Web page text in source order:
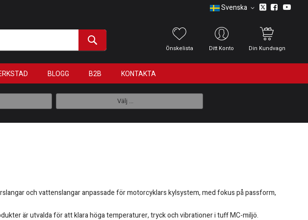
Svenska
Önskelista Ditt Konto Din Kundvagn
BLOGG B2B KONTAKTA
Välj ...
och vattenslangar anpassade för motorcyklars kylsystem, med fokus på passform,
är utvalda för att klara höga temperaturer, tryck och vibrationer i tuff MC-miljö.